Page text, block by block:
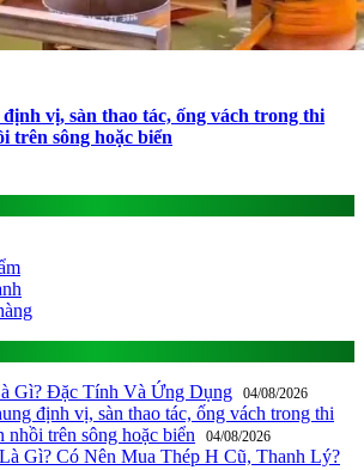
vị, sàn thao tác, ống vách trong thi
trên sông hoặc biển
Gì? Đặc Tính Và Ứng Dụng
04/08/2026
định vị, sàn thao tác, ống vách trong thi
nhồi trên sông hoặc biển
04/08/2026
Gì? Có Nên Mua Thép H Cũ, Thanh Lý?